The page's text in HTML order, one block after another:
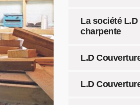
La société
charpente
L.D
L.D